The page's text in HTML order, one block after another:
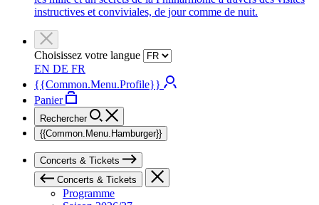
instructives et conviviales, de jour comme de nuit.
Choisissez votre langue
EN DE FR
{{Common.Menu.Profile}}
Panier
Rechercher
{{Common.Menu.Hamburger}}
Concerts & Tickets
Concerts & Tickets
Programme